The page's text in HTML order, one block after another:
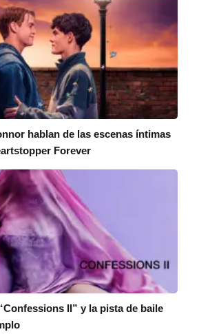
hablan de las escenas íntimas
Forever
II” y la pista de baile